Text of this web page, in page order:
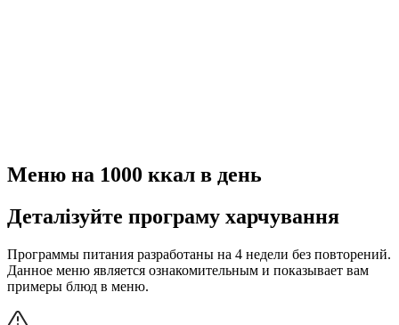
Меню на 1000 ккал в день
Деталізуйте програму харчування
Программы питания разработаны на 4 недели без повторений.
Данное меню является ознакомительным и показывает вам
примеры блюд в меню.